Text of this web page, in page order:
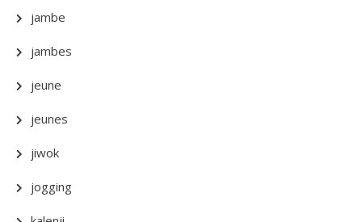
jambe
jambes
jeune
jeunes
jiwok
jogging